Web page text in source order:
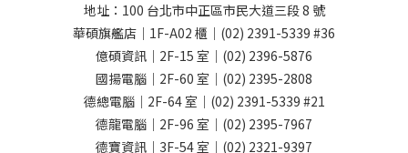
地址： 100 台北市中正區市民大道三段 8 號
華碩旗艦店｜1F-A02 櫃｜ (02) 2391-5339 #36
億碩資訊｜2F-15 室｜ (02) 2396-5876
國揚電腦｜2F-60 室｜ (02) 2395-2808
德總電腦｜2F-64 室｜ (02) 2391-5339 #21
德龍電腦｜2F-96 室｜ (02) 2395-7967
德寶資訊｜3F-54 室｜ (02) 2321-9397